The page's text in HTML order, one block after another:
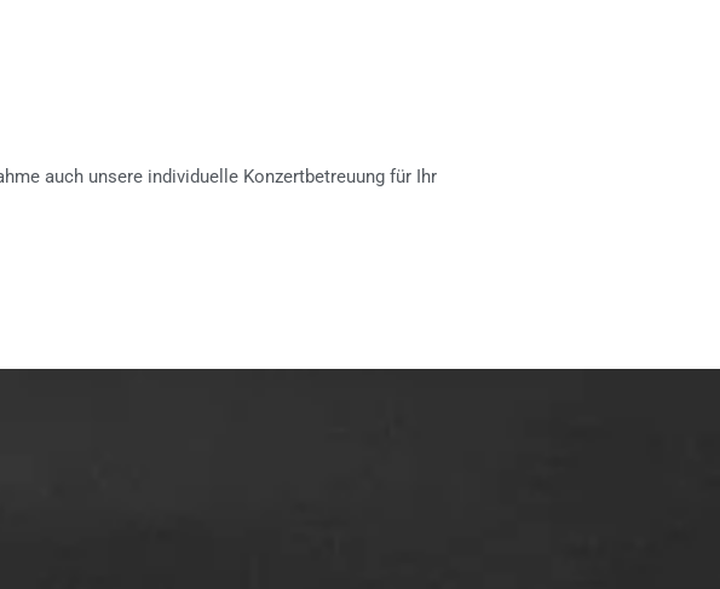
auch unsere individuelle Konzertbetreuung für Ihr